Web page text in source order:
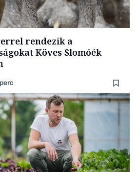
rendezik a
Köves Slomóék